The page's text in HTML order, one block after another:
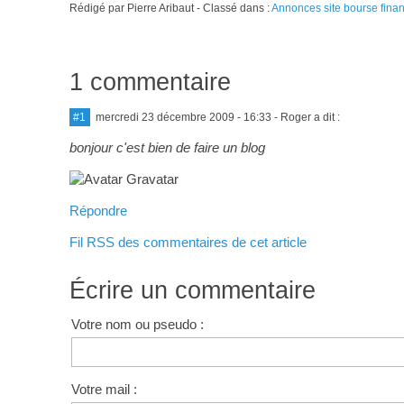
Rédigé par Pierre Aribaut - Classé dans :Annonces site bourse
1 commentaire
#1 mercredi 23 décembre 2009 - 16:33 - Roger a dit :
bonjour c'est bien de faire un blog
Répondre
Fil RSS des commentaires de cet article
Écrire un commentaire
Votre nom ou pseudo :
Votre mail :